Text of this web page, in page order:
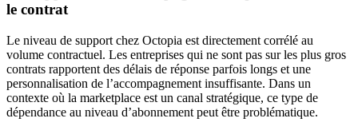
le contrat
Le niveau de support chez Octopia est directement corrélé au
volume contractuel. Les entreprises qui ne sont pas sur les plus gros
contrats rapportent des délais de réponse parfois longs et une
personnalisation de l’accompagnement insuffisante. Dans un
contexte où la marketplace est un canal stratégique, ce type de
dépendance au niveau d’abonnement peut être problématique.